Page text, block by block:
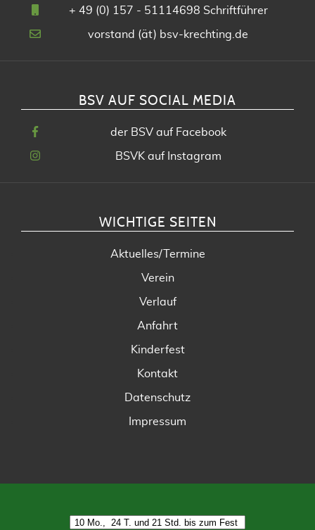
+ 49 (0) 157 - 51114698 Schriftführer
vorstand (ät) bsv-krechting.de
BSV AUF SOCIAL MEDIA
der BSV auf Facebook
BSVK auf Instagram
WICHTIGE SEITEN
Aktuelles/Termine
Verein
Verlauf
Anfahrt
Kinderfest
Kontakt
Datenschutz
Impressum